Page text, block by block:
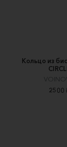
Кольцо из
2500